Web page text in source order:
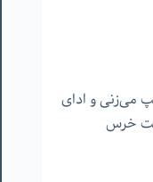
می‌زنی و ادای
سمت خرس